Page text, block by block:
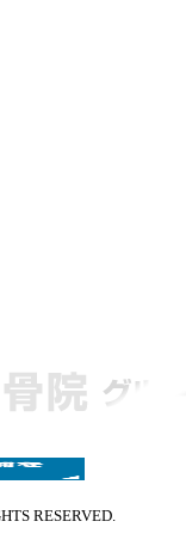
RESERVED.